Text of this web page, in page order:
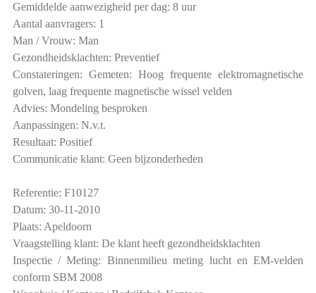
Gemiddelde aanwezigheid per dag: 8 uur
Aantal aanvragers: 1
Man / Vrouw: Man
Gezondheidsklachten: Preventief
Constateringen: Gemeten: Hoog frequente elektromagnetische
golven, laag frequente magnetische wissel velden
Advies: Mondeling besproken
Aanpassingen: N.v.t.
Resultaat: Positief
Communicatie klant: Geen bijzonderheden
Referentie: F10127
Datum: 30-11-2010
Plaats: Apeldoorn
Vraagstelling klant: De klant heeft gezondheidsklachten
Inspectie / Meting: Binnenmilieu meting lucht en EM-velden
conform SBM 2008